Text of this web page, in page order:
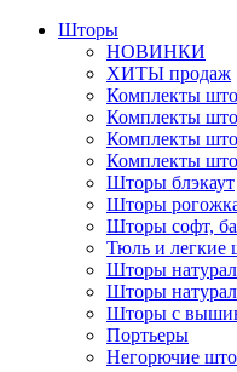
Шторы
НОВИНКИ
ХИТЫ продаж
Комплекты
Комплекты
Комплекты
Комплекты
Шторы блэкаут
Шторы
Шторы софт,
Тюль и легкие
Шторы
Шторы
Шторы с
Портьеры
Негорючие